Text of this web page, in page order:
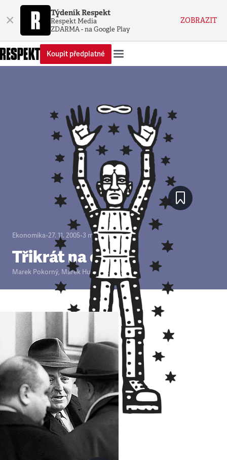
× Týdeník Respekt
Respekt Media
ZDARMA - na Google Play
ZOBRAZIT
Koupit předplatné
Ekonomika•27. 11. 2005•3 minuty
Třikrát na okraj
Marek Pokorný, Marek Hudema